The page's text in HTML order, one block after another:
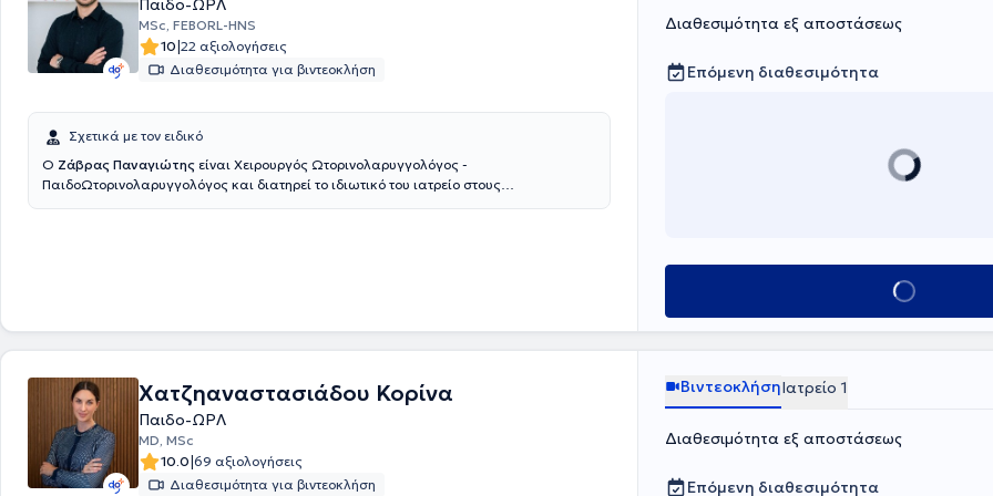
μετεκπαίδευση και εξειδίκευση. Τέλος, είναι μέλος του Ιατρικού Συλλόγου Πειραιά,
της Πανελλήνιας Εταιρείας Ωτορινολαρυγγολογίας, Χειρουργικής Kεφαλής &
Τραχήλου και του Επιστημονικού Συλλόγου Ιατρών Βελονισμού Ελλάδος.
Παιδο-ΩΡΛ
MSc, FEBORL-HNS
10|22 αξιολογήσεις
Διαθεσιμότητα για βιντεοκλήση
Σχετικά με τον ειδικό
Ο Ζάβρας Παναγιώτης είναι Χειρουργός Ωτορινολαρυγγολόγος -
ΠαιδοΩτορινολαρυγγολόγος και διατηρεί το ιδιωτικό του ιατρείο στους
και πραγματοποιώντας μεγάλο αριθμό απλών και σύνθετων επεμβάσεων σε όλο το
φάσμα της Ωτορινολαρυγγολογίας. Συνεργάζεται ως εξωτερικός συνεργάτης με την
ORL Athens Clinic και τη Βιοκλινική Αθηνών.
Διαθεσιμότητα εξ αποστάσεως
Επόμενη διαθεσιμότητα
Κλείσε ραντεβού
Χατζηαναστασιάδου Κορίνα
Παιδο-ΩΡΛ
MD, MSc
10.0|69 αξιολογήσεις
Διαθεσιμότητα για βιντεοκλήση
ΒιντεοκλήσηΙατρείο 1
Διαθεσιμότητα εξ αποστάσεως
Επόμενη διαθεσιμότητα